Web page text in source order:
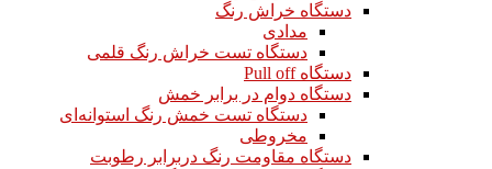
دستگاه خراش رنگ
مدادی
دستگاه تست خراش رنگ قلمی
دستگاه Pull off
دستگاه دوام در برابر خمش
دستگاه تست خمش رنگ استوانه‌ای
مخروطی
دستگاه مقاومت رنگ دربرابر رطوبت